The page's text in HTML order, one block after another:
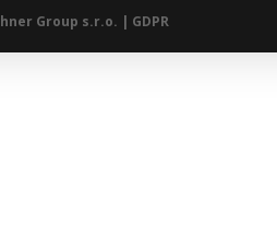
Group s.r.o. | GDPR